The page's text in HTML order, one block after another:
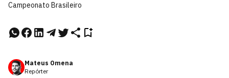
Campeonato Brasileiro
Mateus Omena
Repórter